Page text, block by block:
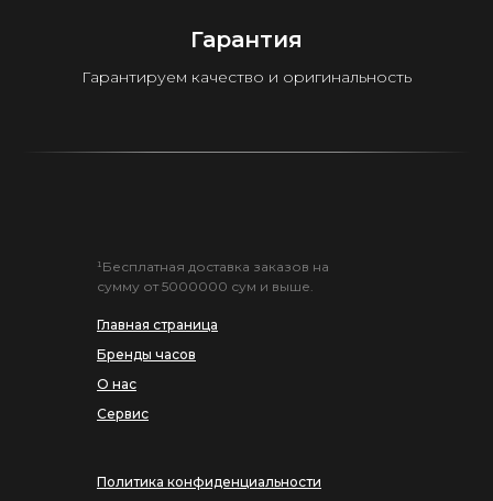
Гарантия
Гарантируем качество и оригинальность
Главная страница
Бренды часов
О нас
Сервис
¹Бесплатная доставка заказов на
сумму от 5000000 сум и выше.
Политика конфиденциальности